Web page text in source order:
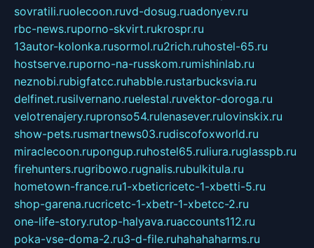
sovratili.ruolecoon.ruvd-dosug.ruadonyev.ru
rbc-news.ruporno-skvirt.rukrospr.ru
13autor-kolonka.rusormol.ru2rich.ruhostel-65.ru
hostserve.ruporno-na-russkom.rumishinlab.ru
neznobi.rubigfatcc.ruhabble.rustarbucksvia.ru
delfinet.rusilvernano.ruelestal.ruvektor-doroga.ru
velotrenajery.rupronso54.rulenasever.rulovinskix.ru
show-pets.rusmartnews03.rudiscofoxworld.ru
miraclecoon.rupongup.ruhostel65.ruliura.ruglasspb.ru
firehunters.rugribowo.rugnalis.rubulkitula.ru
hometown-france.ru1-xbeticricetc-1-xbetti-5.ru
shop-garena.rucricetc-1-xbetr-1-xbetcc-2.ru
one-life-story.rutop-halyava.ruaccounts112.ru
poka-vse-doma-2.ru3-d-file.ruhahahaharms.ru